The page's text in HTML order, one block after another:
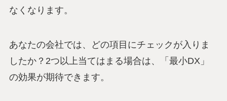
なくなります。
あなたの会社では、どの項目にチェックが入りま
したか？2つ以上当てはまる場合は、「最小DX」
の効果が期待できます。